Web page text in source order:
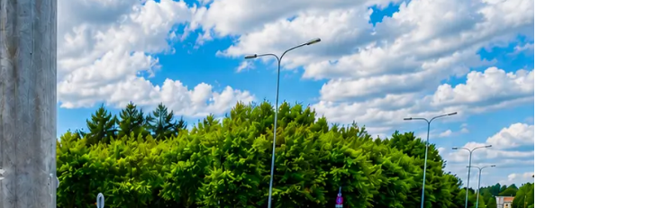
de 200 mm
de 300 mm ...
Flujo...
200mm Rojo Estático y...
Lente transparente de 200 mm
roja...
300mm Rojo y Verde...
300mm Lente
Lente transparente de 300
RG...
Cuenta regresiva RG de
Detector de tráfico
Detector de vídeo de vehículos...
Controladores de
Semáforos